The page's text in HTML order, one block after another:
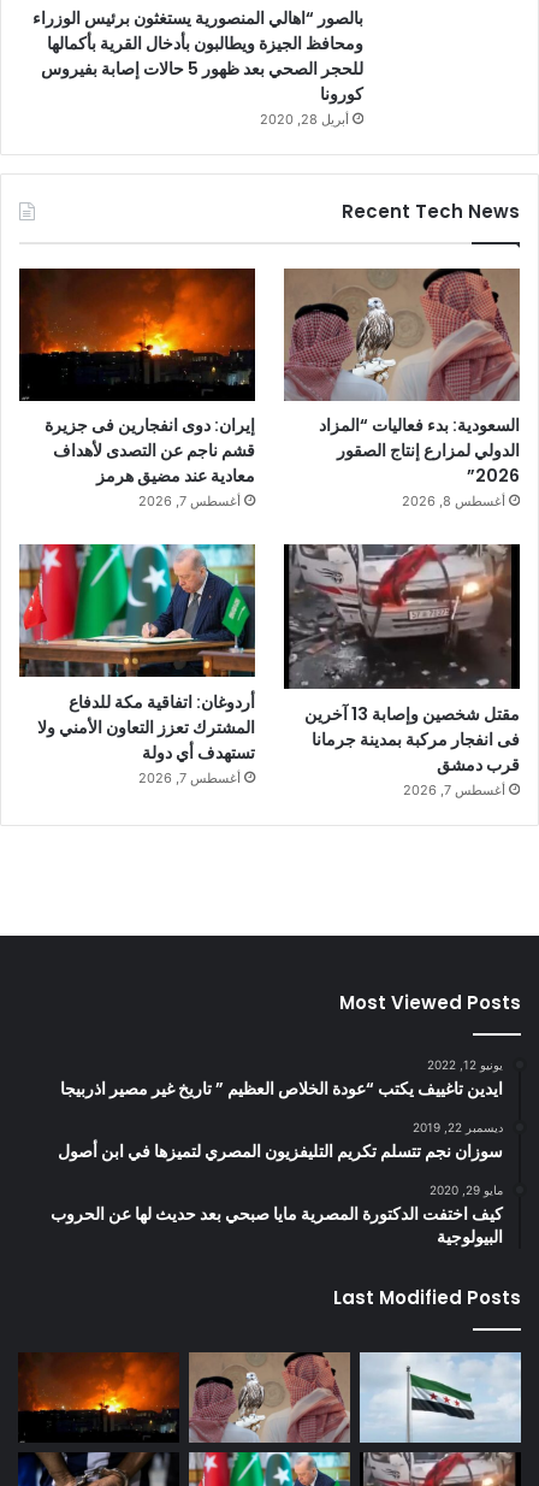
بالصور “اهالي المنصورية يستغثون برئيس الوزراء
ومحافظ الجيزة ويطالبون بأدخال القرية بأكمالها
للحجر الصحي بعد ظهور 5 حالات إصابة بفيروس
كورونا
أبريل 28, 2020
Recent Tech News
السعودية: بدء فعاليات “المزاد
الدولي لمزارع إنتاج الصقور
2026”
أغسطس 8, 2026
إيران: دوى انفجارين فى جزيرة
قشم ناجم عن التصدى لأهداف
معادية عند مضيق هرمز
أغسطس 7, 2026
مقتل شخصين وإصابة 13 آخرين
فى انفجار مركبة بمدينة جرمانا
قرب دمشق
أغسطس 7, 2026
أردوغان: اتفاقية مكة للدفاع
المشترك تعزز التعاون الأمني ولا
تستهدف أي دولة
أغسطس 7, 2026
Most Viewed Posts
يونيو 12, 2022
ايدين تاغييف يكتب “عودة الخلاص العظيم ” تاريخ غير مصير اذربيجا
ديسمبر 22, 2019
سوزان نجم تتسلم تكريم التليفزيون المصري لتميزها في ابن أصول
مايو 29, 2020
كيف اختفت الدكتورة المصرية مايا صبحي بعد حديث لها عن الحروب
البيولوجية
Last Modified Posts